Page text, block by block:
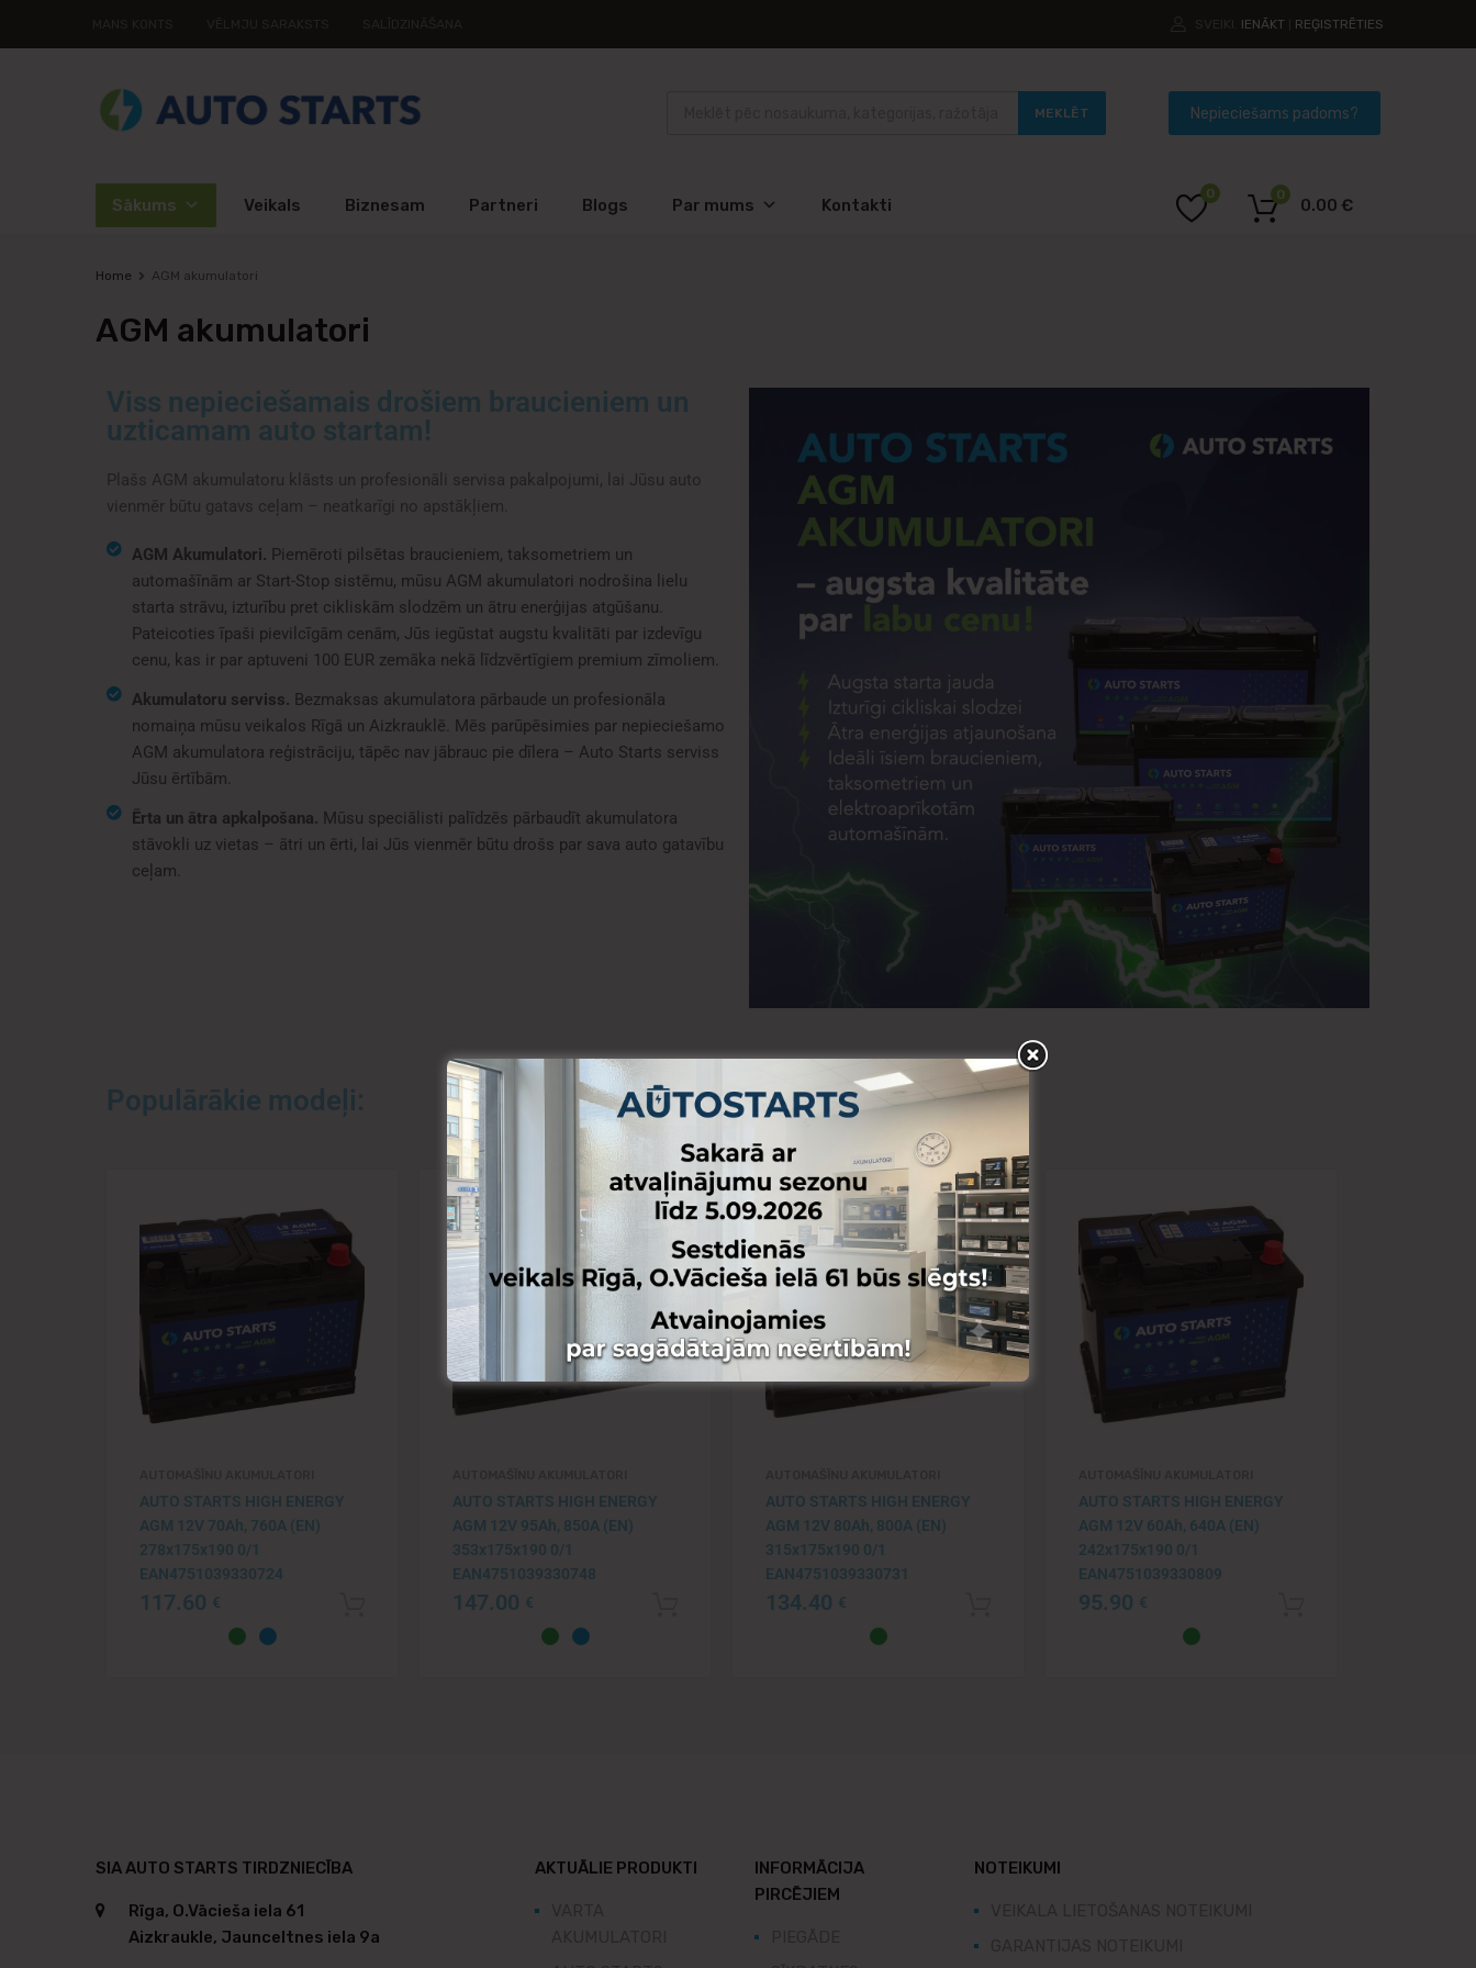
IENĀKT REĢISTRĒTIES
MEKLĒT
Sākums Veikals Biznesam Partneri Blogs Par mums Kontakti
0
0.00 €
0
Home AGM akumulatori
AGM akumulatori
Viss nepieciešamais drošiem braucieniem un
uzticamam auto startam!
Plašs AGM akumulatoru klāsts un profesionāli servisa pakalpojumi, lai Jūsu auto
vienmēr būtu gatavs ceļam – neatkarīgi no apstākļiem.
AGM Akumulatori. Piemēroti pilsētas braucieniem, taksometriem un
automašīnām ar Start-Stop sistēmu, mūsu AGM akumulatori nodrošina lielu
starta strāvu, izturību pret cikliskām slodzēm un ātru enerģijas atgūšanu.
Pateicoties īpaši pievilcīgām cenām, Jūs iegūstat augstu kvalitāti par izdevīgu
cenu, kas ir par aptuveni 100 EUR zemāka nekā līdzvērtīgiem premium zīmoliem.
Akumulatoru serviss. Bezmaksas akumulatora pārbaude un profesionāla
nomaiņa mūsu veikalos Rīgā un Aizkrauklē. Mēs parūpēsimies par nepieciešamo
AGM akumulatora reģistrāciju, tāpēc nav jābrauc pie dīlera – Auto Starts serviss
Jūsu ērtībām.
Ērta un ātra apkalpošana. Mūsu speciālisti palīdzēs pārbaudīt akumulatora
stāvokli uz vietas – ātri un ērti, lai Jūs vienmēr būtu drošs par sava auto gatavību
ceļam.
Populārākie modeļi:
Pievienot vēlmju lapai
Pievienot salīdzināšanai
AUTO STARTS HIGH ENERGY
AGM 12V 70Ah, 760A (EN)
278x175x190 0/1
EAN4751039330724
117.60 € Pievienot grozam
Pievienot vēlmju lapai
Pievienot salīdzināšanai
AUTO STARTS HIGH ENERGY
AGM 12V 95Ah, 850A (EN)
353x175x190 0/1
EAN4751039330748
147.00 € Pievienot grozam
Pievienot vēlmju lapai
Pievienot salīdzināšanai
AUTO STARTS HIGH ENERGY
AGM 12V 80Ah, 800A (EN)
315x175x190 0/1
EAN4751039330731
134.40 € Pievienot grozam
AUTO STARTS HIGH ENERGY
AGM 12V 60Ah, 640A (EN)
242x175x190 0/1
EAN4751039330809
95.90 €
SIA AUTO STARTS TIRDZNIECĪBA
Rīga, O.Vācieša iela 61
Aizkraukle, Jaunceltnes iela 9a
AKTUĀLIE PRODUKTI
INFORMĀCIJA
PIRCĒJIEM
NOTEIKUMI